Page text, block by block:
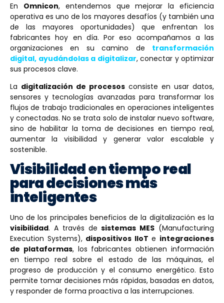
En Omnicon, entendemos que mejorar la eficiencia
operativa es uno de los mayores desafíos (y también una
de las mayores oportunidades) que enfrentan los
fabricantes hoy en día. Por eso acompañamos a las
organizaciones en su camino de transformación
digital, ayudándolas a digitalizar, conectar y optimizar
sus procesos clave.
La digitalización de procesos consiste en usar datos,
sensores y tecnologías avanzadas para transformar los
flujos de trabajo tradicionales en operaciones inteligentes
y conectadas. No se trata solo de instalar nuevo software,
sino de habilitar la toma de decisiones en tiempo real,
aumentar la visibilidad y generar valor escalable y
sostenible.
Visibilidad en tiempo real
para decisiones más
inteligentes
Uno de los principales beneficios de la digitalización es la
visibilidad. A través desistemas MES (Manufacturing
Execution Systems), dispositivos IIoT e integraciones
de plataformas, los fabricantes obtienen información
en tiempo real sobre el estado de las máquinas, el
progreso de producción y el consumo energético. Esto
permite tomar decisiones más rápidas, basadas en datos,
y responder de forma proactiva a las interrupciones.